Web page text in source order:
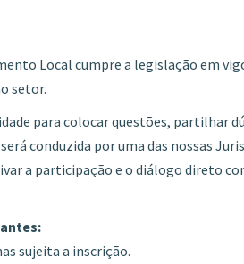
Local cumpre a legislação em
setor.
para colocar questões, partilhar
conduzida por uma das nossas
a participação e o diálogo direto
sujeita a inscrição.